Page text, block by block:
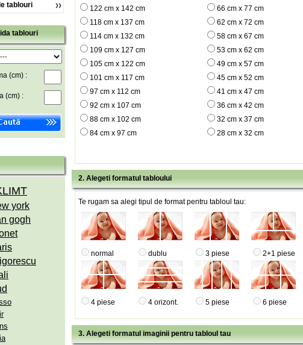
tablouri
tablouri
(cm) :
(cm) :
york
gogh
122 cm x 142 cm
66 cm x 77 cm
118 cm x 137 cm
62 cm x 72 cm
114 cm x 132 cm
58 cm x 67 cm
109 cm x 127 cm
53 cm x 62 cm
105 cm x 122 cm
49 cm x 57 cm
101 cm x 117 cm
45 cm x 52 cm
97 cm x 112 cm
41 cm x 47 cm
92 cm x 107 cm
36 cm x 42 cm
88 cm x 102 cm
32 cm x 37 cm
84 cm x 97 cm
28 cm x 32 cm
2. Alegeti formatul tabloului
Te rugam sa alegi tipul de format pentru tabloul tau:
normal dublu 3 piese 2+1 piese
4 piese 4 orizont. 5 piese 6 piese
3. Alegeti formatul imaginii pentru tabloul tau